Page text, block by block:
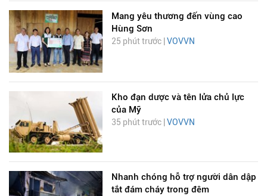
Mang yêu thương đến vùng cao
Hùng Sơn
25 phút trước | VOVVN
Kho đạn dược và tên lửa chủ lực
của Mỹ
35 phút trước | VOVVN
Nhanh chóng hỗ trợ người dân dập
tắt đám cháy trong đêm